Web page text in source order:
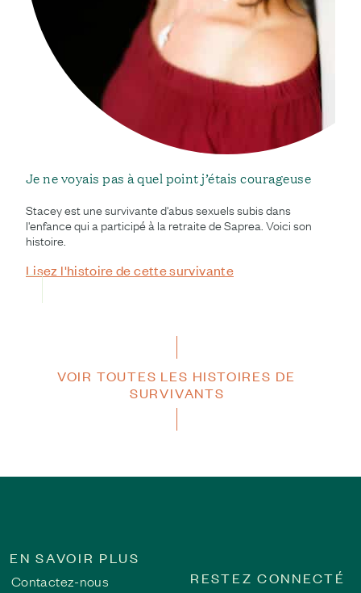
Je ne voyais pas à quel point j’étais courageuse
Stacey est une survivante d'abus sexuels subis dans
l'enfance qui a participé à la retraite de Saprea. Voici son
histoire.
Lisez l'histoire de cette survivante
VOIR TOUTES LES HISTOIRES DE
SURVIVANTS
EN SAVOIR PLUS
Contactez-nous
RESTEZ CONNECTÉ